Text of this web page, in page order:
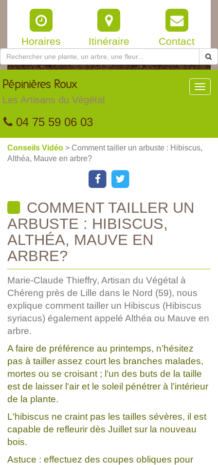
Horaires Itinéraire Contact
Pépinières Roux
Les Artisans du Végétal
04 75 59 06 03
Conseils Vidéo > Comment tailler un arbuste : Hibiscus,
Althéa, Mauve en arbre?
COMMENT TAILLER UN
ARBUSTE : HIBISCUS,
ALTHÉA, MAUVE EN
ARBRE?
Marie-Claude Thieffry, Artisan du Végétal à
Chéreng près de Lille dans le Nord (59), nous
explique comment tailler un Hibiscus (Hibiscus
syriacus) également appelé Althéa ou Mauve en
arbre.
A faire de préférence au printemps, n’hésitez
pas à tailler assez court les branches malades,
mortes ou se croisant ; l'un des buts de la taille
est de laisser l'air et le soleil pénétrer à l’intérieur
de la plante.
L'hibiscus ne craint pas les tailles sévères, il est
capable de refleurir dès Juillet sur la nouveau
bois.
Astuce : effectuez des coupes obliques pour